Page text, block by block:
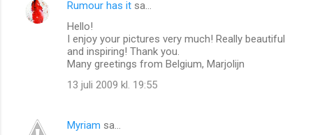
Rumour has it sa…
Hello!
I enjoy your pictures very much! Really beautiful
and inspiring! Thank you.
Many greetings from Belgium, Marjolijn
13 juli 2009 kl. 19:55
Myriam sa…